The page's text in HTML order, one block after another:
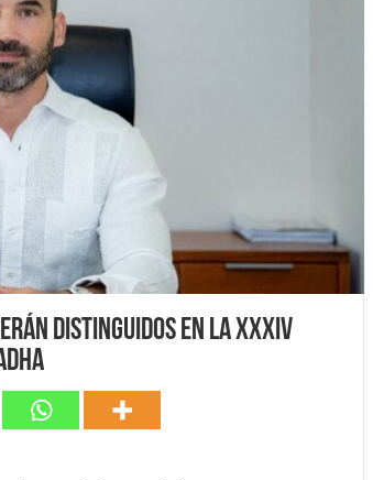
distinguidos en la XXXIV